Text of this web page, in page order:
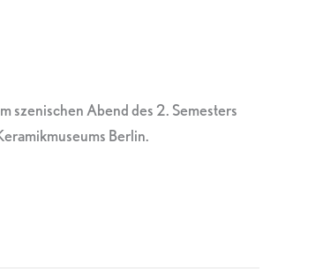
szenischen Abend des 2. Semesters
Berlin.